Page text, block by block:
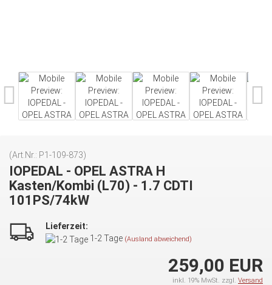
(Art.Nr.: P1-109-873)
IOPEDAL - OPEL ASTRA H
Kasten/Kombi (L70) - 1.7 CDTI
101PS/74kW
Lieferzeit:
1-2 Tage (Ausland abweichend)
259,00 EUR
inkl. 19% MwSt. zzgl. Versand